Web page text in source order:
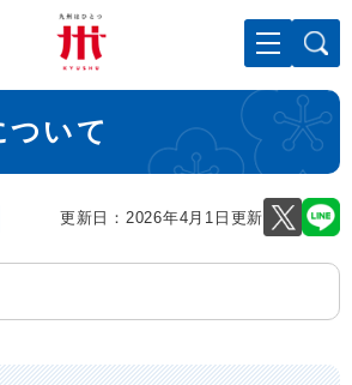
ニューを飛ばして本文へ
ついて
更新日：2026年4月1日更新